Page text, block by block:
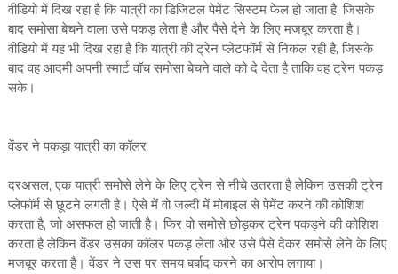
वीडियो में दिख रहा है कि यात्री का डिजिटल पेमेंट सिस्टम फेल हो जाता है, जिसके
बाद समोसा बेचने वाला उसे पकड़ लेता है और पैसे देने के लिए मजबूर करता है।
वीडियो में यह भी दिख रहा है कि यात्री की ट्रेन प्लेटफॉर्म से निकल रही है, जिसके
बाद वह आदमी अपनी स्मार्ट वॉच समोसा बेचने वाले को दे देता है ताकि वह ट्रेन पकड़
सके।
वेंडर ने पकड़ा यात्री का कॉलर
दरअसल, एक यात्री समोसे लेने के लिए ट्रेन से नीचे उतरता है लेकिन उसकी ट्रेन
प्लेफॉर्म से छूटने लगती है। ऐसे में वो जल्दी में मोबाइल से पेमेंट करने की कोशिश
करता है, जो असफल हो जाती है। फिर वो समोसे छोड़कर ट्रेन पकड़ने की कोशिश
करता है लेकिन वेंडर उसका कॉलर पकड़ लेता और उसे पैसे देकर समोसे लेने के लिए
मजबूर करता है। वेंडर ने उस पर समय बर्बाद करने का आरोप लगाया।